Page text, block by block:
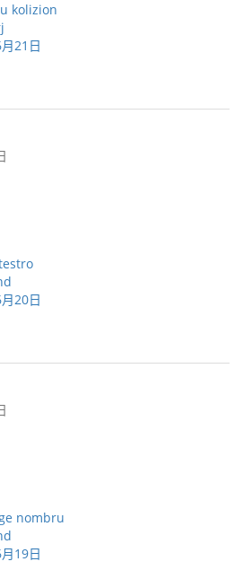
kolizion
21日
20日
nombru
19日